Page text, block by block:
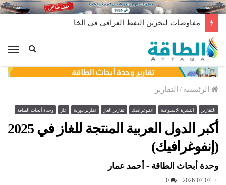
مفاوضات لتخزين النفط العراقي في الخارج
الرئيسية / التقارير
التقارير النشرة الاسبوعية انفوغرافيك تقارير الغاز تقارير دورية غاز وحدة أبحاث الطاقة
أكبر الدول العربية المنتجة للغاز في 2025
(إنفوغرافيك)
وحدة أبحاث الطاقة - أحمد عمار
2026-07-07
0